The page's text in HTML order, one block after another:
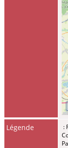
Légende :